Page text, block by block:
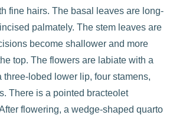
fine hairs. The basal leaves are long-
palmately. The stem leaves are
become shallower and more
top. The flowers are labiate with a
three-lobed lower lip, four stamens,
There is a pointed bracteolet
flowering, a wedge-shaped quarto